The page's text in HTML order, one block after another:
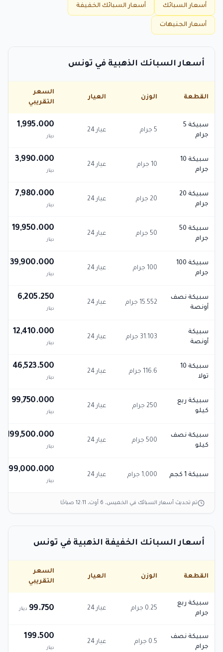
أسعار السبائك أسعار السبائك الخفيفة
أسعار الجنيهات
أسعار السبائك الذهبية في تونس
القطعة الوزن العيار
السعر
التقريبي
سبيكة 5
جرام
5 جرام عيار 24
1,995.000
دينار
سبيكة 10
جرام
10 جرام عيار 24
3,990.000
دينار
سبيكة 20
جرام
20 جرام عيار 24
7,980.000
دينار
سبيكة 50
جرام
50 جرام عيار 24
19,950.000
دينار
سبيكة 100
جرام
100 جرام عيار 24
39,900.000
دينار
سبيكة نصف
أونصة
15.552 جرام عيار 24
6,205.250
دينار
سبيكة
أونصة
31.103 جرام عيار 24
12,410.000
دينار
سبيكة 10
تولا
116.6 جرام عيار 24
46,523.500
دينار
سبيكة ربع
كيلو
250 جرام عيار 24
99,750.000
دينار
سبيكة نصف
كيلو
500 جرام عيار 24
199,500.000
دينار
سبيكة 1 كجم 1,000 جرام عيار 24
399,000.000
دينار
تم تحديث أسعار السبائك في الخميس، 6 أوت، 12:11 صباحًا
أسعار السبائك الخفيفة الذهبية في تونس
القطعة الوزن العيار
السعر
التقريبي
سبيكة ربع
جرام
0.25 جرام عيار 24 99.750 دينار
سبيكة نصف
جرام
0.5 جرام عيار 24
199.500
دينار